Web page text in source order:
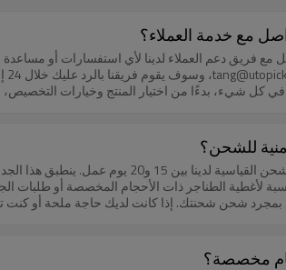
مع خدمة العملاء؟
مع فريق دعم العملاء لدينا لأي استفسارات أو
كل شيء، بدءًا من اختيار المنتج وخيارات التخصيص،
للشحن؟
عادةً ما تتراوح مدة الشحن
لأغطية الطناجر ذات الأحجام المخصصة أو طلبات
بمجرد شحن شحنتك. إذا كانت لديك حاجة ملحة أو
مخصصة؟